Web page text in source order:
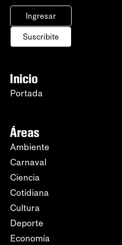
Ingresar
Suscribite
Inicio
Portada
Áreas
Ambiente
Carnaval
Ciencia
Cotidiana
Cultura
Deporte
Economía